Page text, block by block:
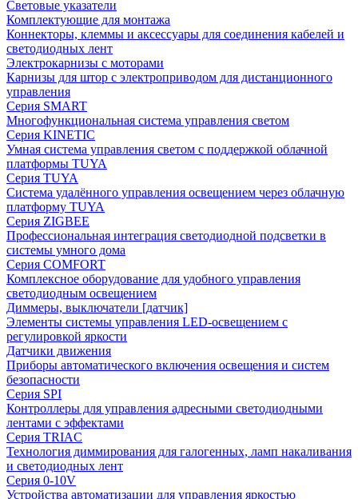
Световые указатели
Комплектующие для монтажа
Коннекторы, клеммы и аксессуары для соединения кабелей и
светодиодных лент
Электрокарнизы с моторами
Карнизы для штор с электроприводом для дистанционного
управления
Серия SMART
Многофункциональная система управления светом
Серия KINETIC
Умная система управления светом с поддержкой облачной
платформы TUYA
Серия TUYA
Система удалённого управления освещением через облачную
платформу TUYA
Серия ZIGBEE
Профессиональная интеграция светодиодной подсветки в
системы умного дома
Серия COMFORT
Комплексное оборудование для удобного управления
светодиодным освещением
Диммеры, выключатели [датчик]
Элементы системы управления LED-освещением с
регулировкой яркости
Датчики движения
Приборы автоматического включения освещения и систем
безопасности
Серия SPI
Контроллеры для управления адресными светодиодными
лентами с эффектами
Серия TRIAC
Технология диммирования для галогенных, ламп накаливания
и светодиодных лент
Серия 0-10V
Устройства автоматизации для управления яркостью